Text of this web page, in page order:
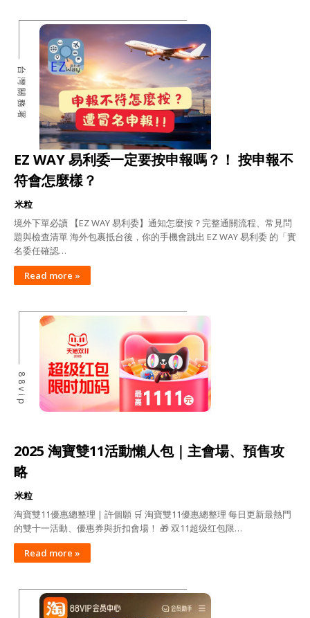
台灣關務署
EZ WAY 易利委一定要按申報嗎？！ 按申報不
符會怎麼樣？
米粒
境外下單必讀 【EZ WAY 易利委】通知怎麼按？完整通關流程、常見問
題與檢查清單 海外包裹抵台後，你的手機會跳出 EZ WAY 易利委 的「實
名委任確認…
Read more »
88vip
2025 淘寶雙11活動懶人包｜主會場、預售攻
略
米粒
淘寶雙11優惠總整理 | 許個願 🛒 淘寶雙11優惠總整理 每日更新最熱門
的雙十一活動、優惠券與折扣會場！ 🎁 双11超级红包限…
Read more »